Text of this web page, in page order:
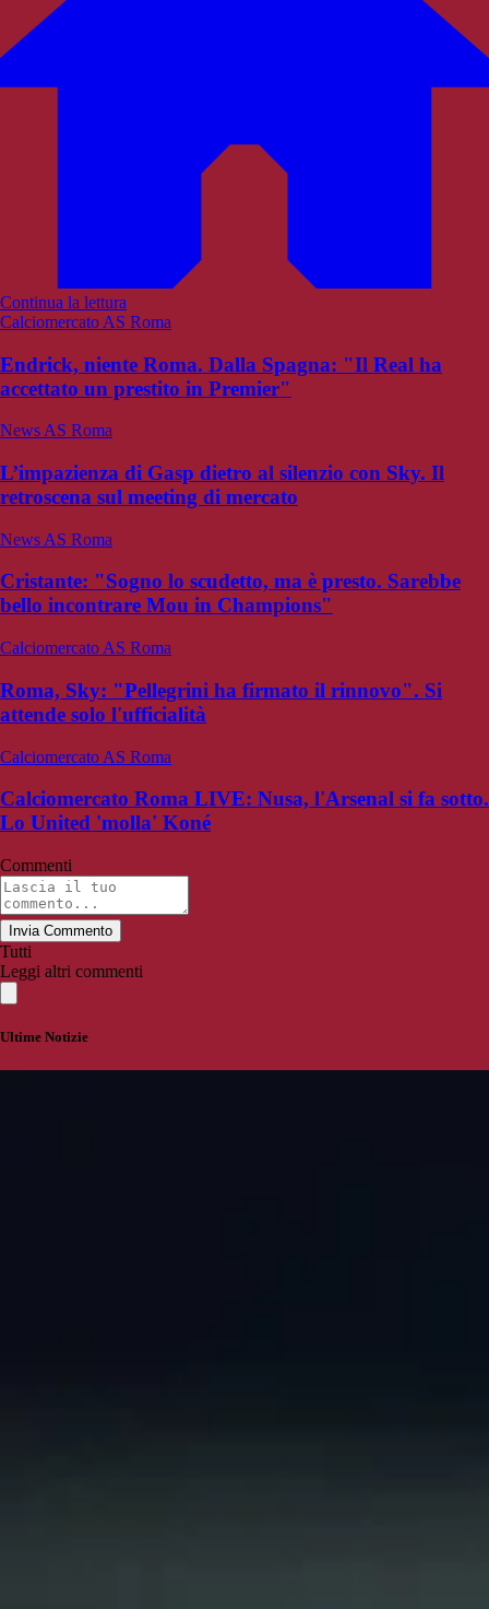
Continua la lettura
Calciomercato AS Roma
Endrick, niente Roma. Dalla Spagna: "Il Real ha
accettato un prestito in Premier"
News AS Roma
L’impazienza di Gasp dietro al silenzio con Sky. Il
retroscena sul meeting di mercato
News AS Roma
Cristante: "Sogno lo scudetto, ma è presto. Sarebbe
bello incontrare Mou in Champions"
Calciomercato AS Roma
Roma, Sky: "Pellegrini ha firmato il rinnovo". Si
attende solo l'ufficialità
Calciomercato AS Roma
Calciomercato Roma LIVE: Nusa, l'Arsenal si fa sotto.
Lo United 'molla' Koné
Commenti
Invia Commento
Tutti
Leggi altri commenti
Ultime Notizie